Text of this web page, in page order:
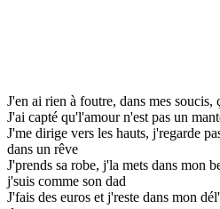
J'en ai rien à foutre, dans mes soucis,
J'ai capté qu'l'amour n'est pas un
J'me dirige vers les hauts, j'regarde
dans un rêve
J'prends sa robe, j'la mets dans mon
j'suis comme son dad
J'fais des euros et j'reste dans mon